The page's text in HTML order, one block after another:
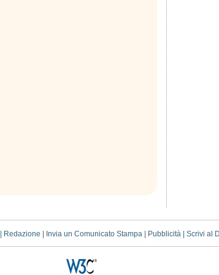
Redazione Invia un Comunicato Stampa| Pubblicità| Scrivi al